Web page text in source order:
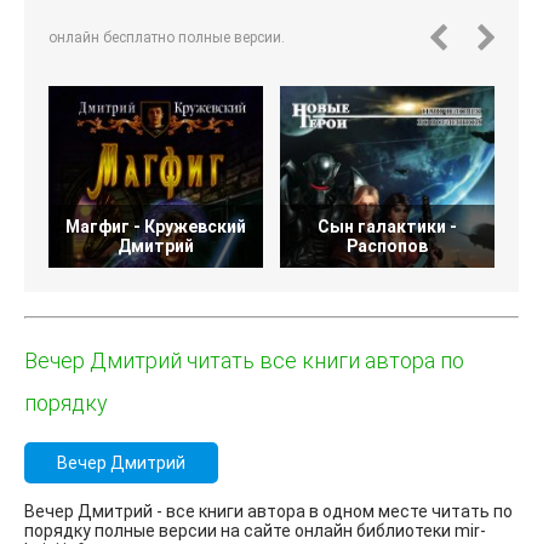
онлайн бесплатно полные версии.
Магфиг - Кружевский
Дмитрий
Сын галактики -
Распопов
Вечер Дмитрий читать все книги автора по
порядку
Вечер Дмитрий
Вечер Дмитрий - все книги автора в одном месте читать по
порядку полные версии на сайте онлайн библиотеки mir-